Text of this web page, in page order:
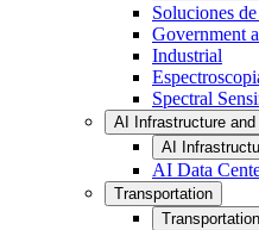
Soluciones
Government
Industrial
Spectral
AI Infrastructure and
AI
AI Data
Transportation
Transportation